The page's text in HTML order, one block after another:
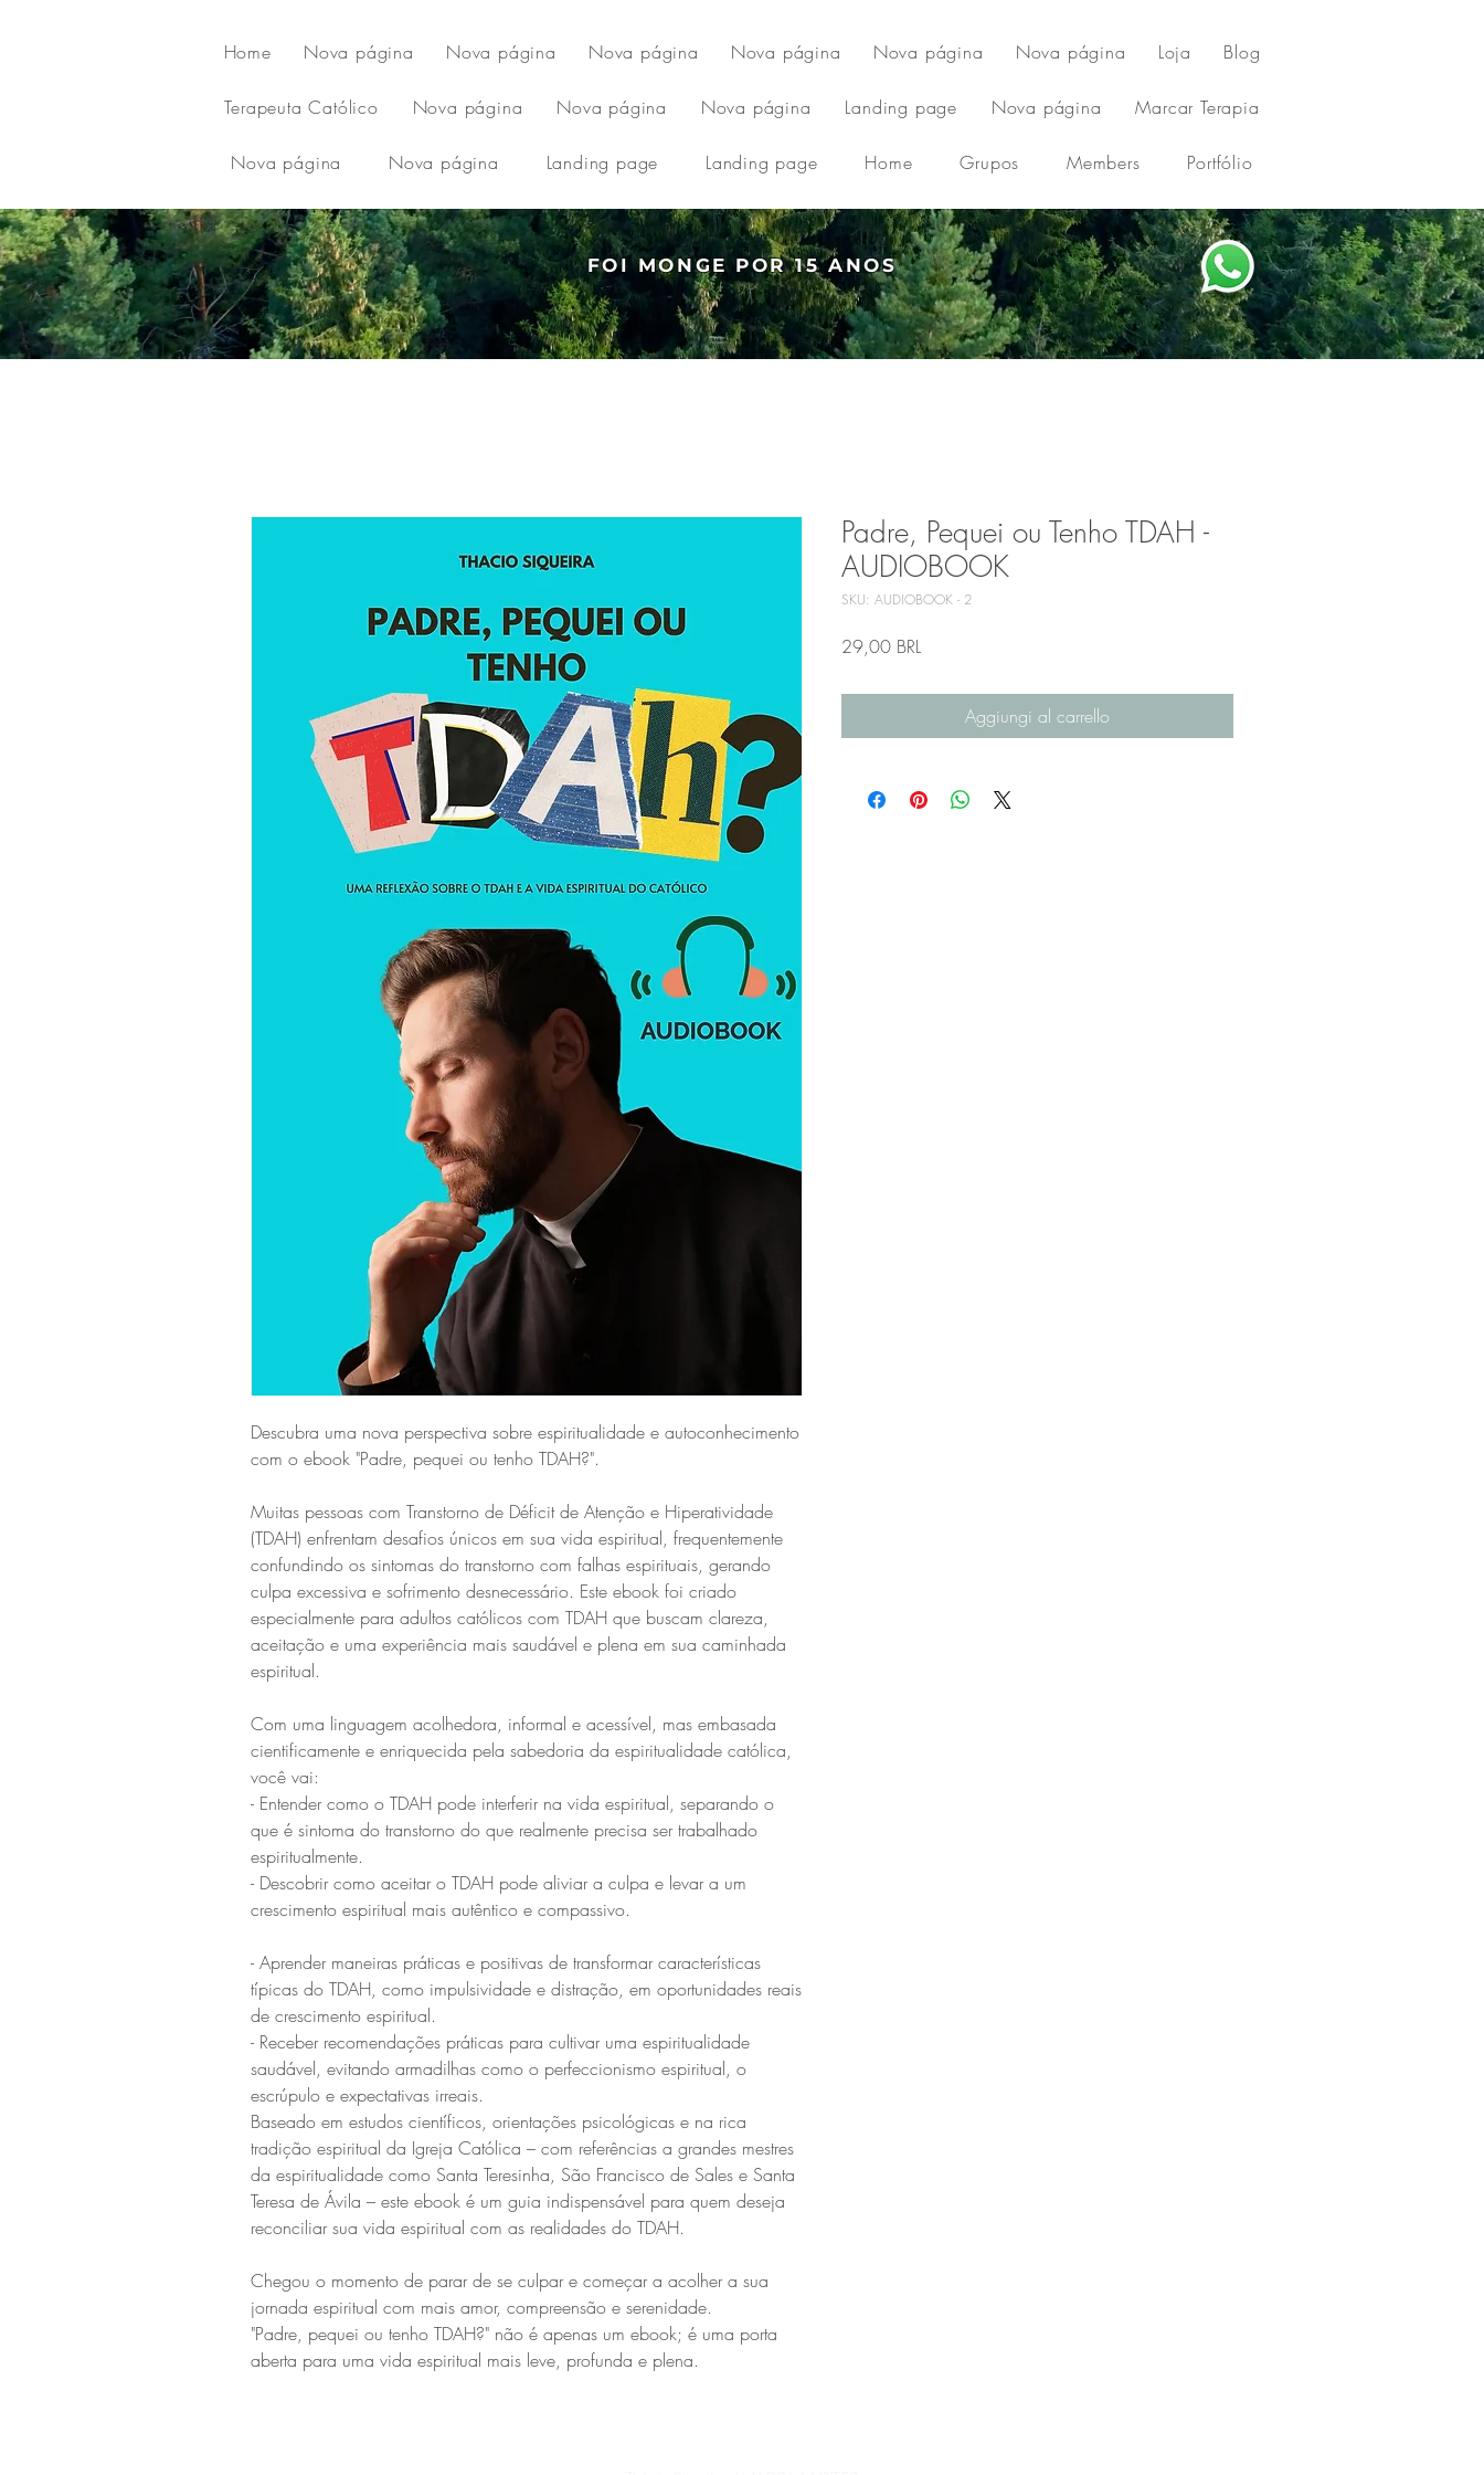
Home Nova página Nova página Nova página Nova página Nova página Nova página Loja Blog
Terapeuta Católico Nova página Nova página Nova página Landing page Nova página Marcar Terapia
Nova página Nova página Landing page Landing page Home Grupos Members Portfólio
FOI MONGE POR 15 ANOS
Descubra uma nova perspectiva sobre espiritualidade e autoconhecimento
com o ebook "Padre, pequei ou tenho TDAH?".
Muitas pessoas com Transtorno de Déficit de Atenção e Hiperatividade
(TDAH) enfrentam desafios únicos em sua vida espiritual, frequentemente
confundindo os sintomas do transtorno com falhas espirituais, gerando
culpa excessiva e sofrimento desnecessário. Este ebook foi criado
especialmente para adultos católicos com TDAH que buscam clareza,
aceitação e uma experiência mais saudável e plena em sua caminhada
espiritual.
Com uma linguagem acolhedora, informal e acessível, mas embasada
cientificamente e enriquecida pela sabedoria da espiritualidade católica,
você vai:
- Entender como o TDAH pode interferir na vida espiritual, separando o
que é sintoma do transtorno do que realmente precisa ser trabalhado
espiritualmente.
- Descobrir como aceitar o TDAH pode aliviar a culpa e levar a um
crescimento espiritual mais autêntico e compassivo.
- Aprender maneiras práticas e positivas de transformar características
típicas do TDAH, como impulsividade e distração, em oportunidades reais
de crescimento espiritual.
- Receber recomendações práticas para cultivar uma espiritualidade
saudável, evitando armadilhas como o perfeccionismo espiritual, o
escrúpulo e expectativas irreais.
Baseado em estudos científicos, orientações psicológicas e na rica
tradição espiritual da Igreja Católica – com referências a grandes mestres
da espiritualidade como Santa Teresinha, São Francisco de Sales e Santa
Teresa de Ávila – este ebook é um guia indispensável para quem deseja
reconciliar sua vida espiritual com as realidades do TDAH.
Chegou o momento de parar de se culpar e começar a acolher a sua
jornada espiritual com mais amor, compreensão e serenidade.
"Padre, pequei ou tenho TDAH?" não é apenas um ebook; é uma porta
aberta para uma vida espiritual mais leve, profunda e plena.
Padre, Pequei ou Tenho TDAH -
AUDIOBOOK
SKU: AUDIOBOOK - 2
29,00 BRL
Aggiungi al carrello